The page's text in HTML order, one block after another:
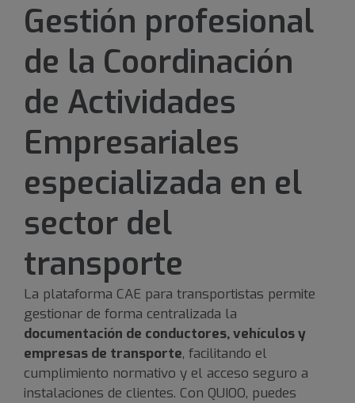
Gestión profesional
de la Coordinación
de Actividades
Empresariales
especializada en el
sector del
transporte
La plataforma CAE para transportistas permite
gestionar de forma centralizada la
documentación de conductores, vehículos y
empresas de transporte, facilitando el
cumplimiento normativo y el acceso seguro a
instalaciones de clientes. Con QUIOO, puedes